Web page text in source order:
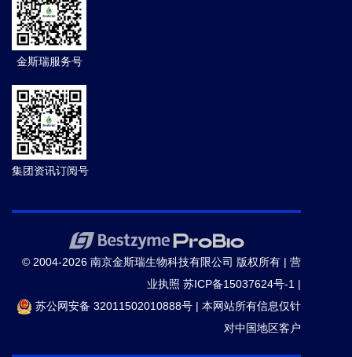
金斯瑞服务号
集团资讯订阅号
© 2004-2026 南京金斯瑞生物科技有限公司 版权所有 | 营
业执照 苏ICP备15037624号-1 |
苏公网安备 32011502010888号 | 本网站所有信息仅针
对中国地区客户